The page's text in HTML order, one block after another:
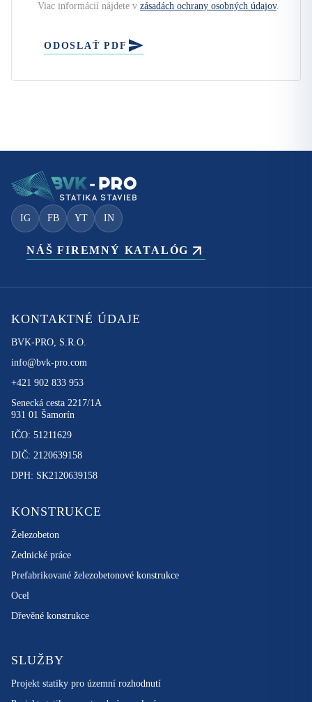
Viac informácií nájdete v zásadách ochrany osobných údajov.
ODOSLAŤ PDF
IG FB YT IN
NÁŠ FIREMNÝ KATALÓG
KONTAKTNÉ ÚDAJE
BVK-PRO, S.R.O.
info@bvk-pro.com
+421 902 833 953
Senecká cesta 2217/1A
931 01 Šamorín
IČO: 51211629
DIČ: 2120639158
DPH: SK2120639158
KONSTRUKCE
Železobeton
Zednické práce
Prefabrikované železobetonové konstrukce
Ocel
Dřevěné konstrukce
SLUŽBY
Projekt statiky pro územní rozhodnutí